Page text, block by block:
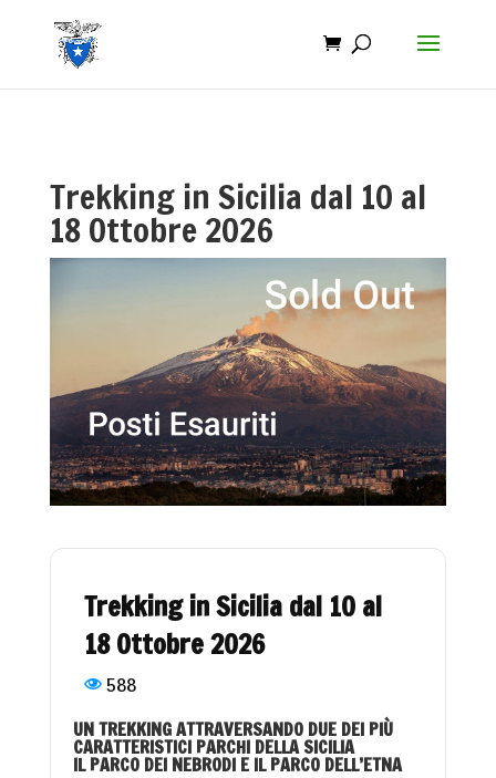
Trekking in Sicilia dal 10 al
18 Ottobre 2026
Trekking in Sicilia dal 10 al
18 Ottobre 2026
588
UN TREKKING ATTRAVERSANDO DUE DEI PIÙ
CARATTERISTICI PARCHI DELLA SICILIA
IL PARCO DEI NEBRODI E IL PARCO DELL’ETNA